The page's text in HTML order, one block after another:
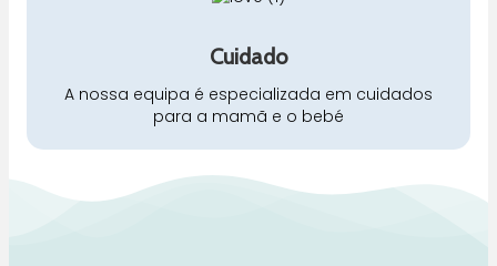
Cuidado
A nossa equipa é especializada em cuidados
para a mamã e o bebé